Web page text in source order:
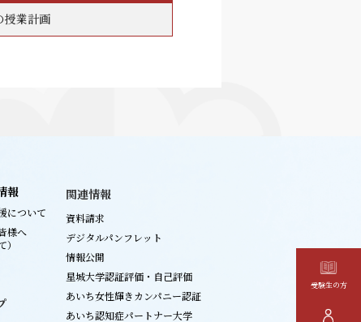
受験生の方
授業計画
報
について
様へ
）
関連情報
資料請求
デジタルパンフレット
情報公開
星城大学認証評価・自己評価
あいち女性輝きカンパニー認証
あいち認知症パートナー大学